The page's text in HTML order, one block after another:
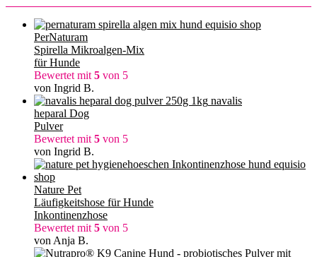
PerNaturam
Spirella Mikroalgen-Mix
für Hunde
Bewertet mit 5 von 5
von Ingrid B.
navalis
heparal Dog
Pulver
Bewertet mit 5 von 5
von Ingrid B.
Nature Pet
Läufigkeitshose für Hunde
Inkontinenzhose
Bewertet mit 5 von 5
von Anja B.